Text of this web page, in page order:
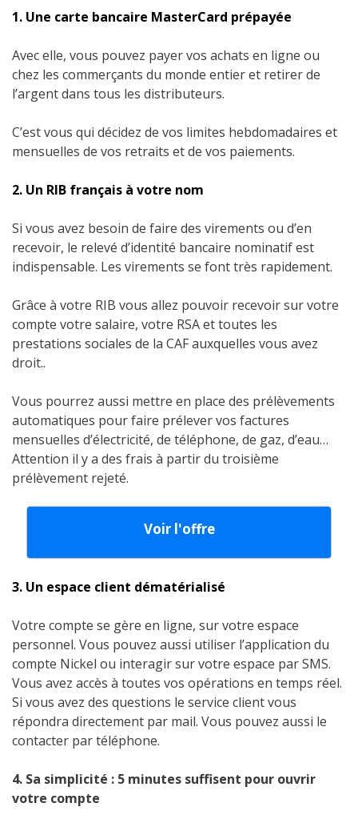
1. Une carte bancaire MasterCard prépayée
Avec elle, vous pouvez payer vos achats en ligne ou
chez les commerçants du monde entier et retirer de
l’argent dans tous les distributeurs.
C’est vous qui décidez de vos limites hebdomadaires et
mensuelles de vos retraits et de vos paiements.
2. Un RIB français à votre nom
Si vous avez besoin de faire des virements ou d’en
recevoir, le relevé d’identité bancaire nominatif est
indispensable. Les virements se font très rapidement.
Grâce à votre RIB vous allez pouvoir recevoir sur votre
compte votre salaire, votre RSA et toutes les
prestations sociales de la CAF auxquelles vous avez
droit..
Vous pourrez aussi mettre en place des prélèvements
automatiques pour faire prélever vos factures
mensuelles d’électricité, de téléphone, de gaz, d’eau…
Attention il y a des frais à partir du troisième
prélèvement rejeté.
Voir l'offre
3. Un espace client dématérialisé
Votre compte se gère en ligne, sur votre espace
personnel. Vous pouvez aussi utiliser l’application du
compte Nickel ou interagir sur votre espace par SMS.
Vous avez accès à toutes vos opérations en temps réel.
Si vous avez des questions le service client vous
répondra directement par mail. Vous pouvez aussi le
contacter par téléphone.
4. Sa simplicité : 5 minutes suffisent pour ouvrir
votre compte